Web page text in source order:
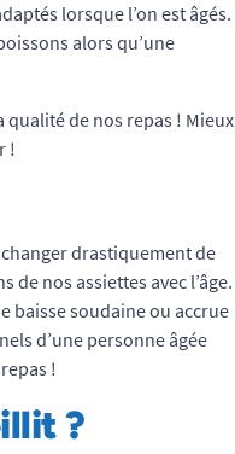
lorsque l’on est âgés.
alors qu’une
qualité de nos repas ! Mieux
!
drastiquement de
nos assiettes avec l’âge.
baisse soudaine ou accrue
d’une personne âgée
!
?